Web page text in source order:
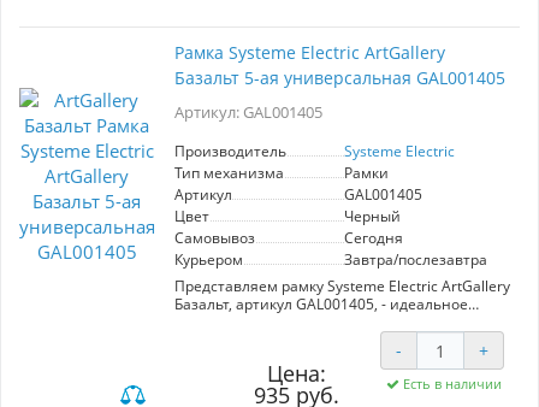
Рамка Systeme Electric ArtGallery
Базальт 5-ая универсальная GAL001405
Артикул: GAL001405
Производитель
Systeme Electric
Тип механизма
Рамки
Артикул
GAL001405
Цвет
Черный
Самовывоз
Сегодня
Курьером
Завтра/послезавтра
Представляем рамку Systeme Electric ArtGallery
Базальт, артикул GAL001405, - идеальное
функциональности. Эта пятиместная
универсальная рамка выполнена в
элегантном цвете базальт и сочетает в себе
матовую поверхность, приятную на ощупь, и
Цена:
935 руб.
- +
Есть в наличии